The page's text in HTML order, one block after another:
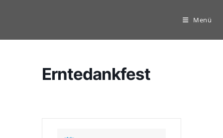
Menü
Erntedankfest